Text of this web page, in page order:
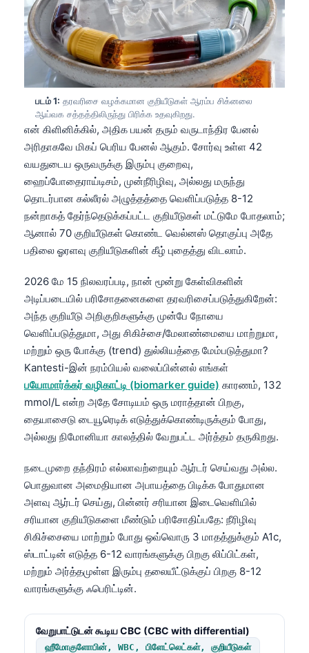
படம் 1: தரவரிசை வழக்கமான குறியீடுகள் ஆரம்ப சிக்னலை
ஆய்வக சத்தத்திலிருந்து பிரிக்க உதவுகிறது.
என் கிளினிக்கில், அதிக பயன் தரும் வருடாந்திர பேனல்
அரிதாகவே மிகப் பெரிய பேனல் ஆகும். சோர்வு உள்ள 42
வயதுடைய ஒருவருக்கு இரும்பு குறைவு,
ஹைப்போதைராய்டிசம், முன்நீரிழிவு, அல்லது மருந்து
தொடர்பான கல்லீரல் அழுத்தத்தை வெளிப்படுத்த 8-12
நன்றாகத் தேர்ந்தெடுக்கப்பட்ட குறியீடுகள் மட்டுமே போதலாம்;
ஆனால் 70 குறியீடுகள் கொண்ட வெல்னஸ் தொகுப்பு அதே
பதிலை ஓரளவு குறியீடுகளின் கீழ் புதைத்து விடலாம்.
2026 மே 15 நிலவரப்படி, நான் மூன்று கேள்விகளின்
அடிப்படையில் பரிசோதனைகளை தரவரிசைப்படுத்துகிறேன்:
அந்த குறியீடு அறிகுறிகளுக்கு முன்பே நோயை
வெளிப்படுத்துமா, அது சிகிச்சை/மேலாண்மையை மாற்றுமா,
மற்றும் ஒரு போக்கு (trend) துல்லியத்தை மேம்படுத்துமா?
Kantesti-இன் நரம்பியல் வலைப்பின்னல் எங்கள்
பயோமார்க்கர் வழிகாட்டி (biomarker guide) காரணம், 132
mmol/L என்ற அதே சோடியம் ஒரு மராத்தான் பிறகு,
தையாசைடு டையூரெடிக் எடுத்துக்கொண்டிருக்கும் போது,
அல்லது நிமோனியா காலத்தில் வேறுபட்ட அர்த்தம் தருகிறது.
நடைமுறை தந்திரம் எல்லாவற்றையும் ஆர்டர் செய்வது அல்ல.
பொதுவான அமைதியான அபாயத்தை பிடிக்க போதுமான
அளவு ஆர்டர் செய்து, பின்னர் சரியான இடைவெளியில்
சரியான குறியீடுகளை மீண்டும் பரிசோதிப்பதே: நீரிழிவு
சிகிச்சையை மாற்றும் போது ஒவ்வொரு 3 மாதத்துக்கும் A1c,
ஸ்டாட்டின் எடுத்த 6-12 வாரங்களுக்கு பிறகு லிப்பிட்கள்,
மற்றும் அர்த்தமுள்ள இரும்பு தலையீட்டுக்குப் பிறகு 8-12
வாரங்களுக்கு ஃபெரிட்டின்.
வேறுபாட்டுடன் கூடிய CBC (CBC with differential)
ஹீமோகுளோபின், WBC, பிளேட்லெட்கள், குறியீடுகள்